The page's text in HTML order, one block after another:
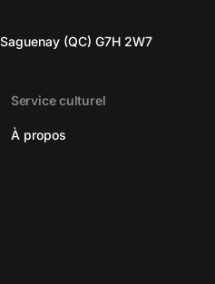
(QC) G7H 2W7
Service culturel
À propos